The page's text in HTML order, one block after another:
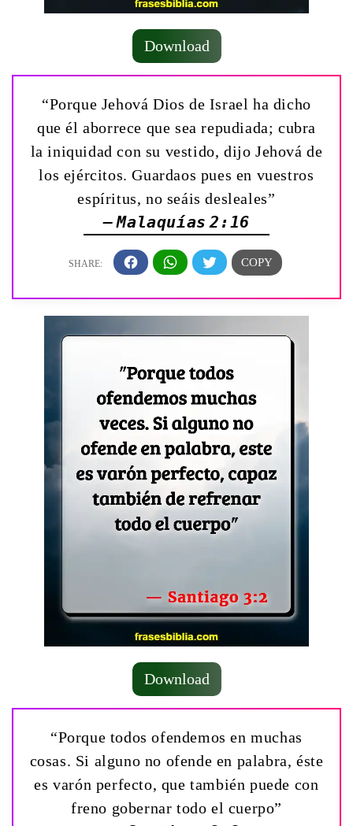
Download
“Porque Jehová Dios de Israel ha dicho
que él aborrece que sea repudiada; cubra
la iniquidad con su vestido, dijo Jehová de
los ejércitos. Guardaos pues en vuestros
espíritus, no seáis desleales”
— Malaquías 2:16
Download
“Porque todos ofendemos en muchas
cosas. Si alguno no ofende en palabra, éste
es varón perfecto, que también puede con
freno gobernar todo el cuerpo”